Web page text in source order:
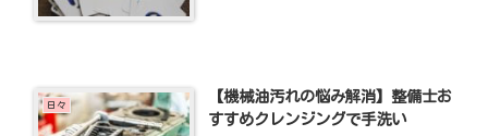
日々
【機械油汚れの悩み解消】整備士お
すすめクレンジングで手洗い